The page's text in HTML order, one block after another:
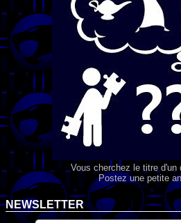
Vous cherchez le titre d'un
Postez une petite
NEWSLETTER